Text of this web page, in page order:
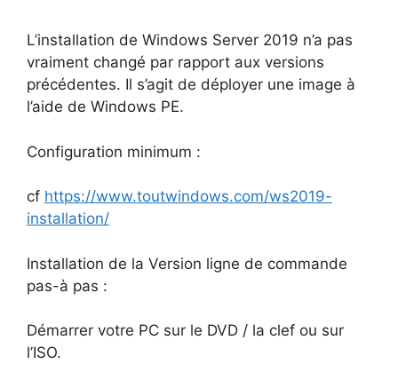
L’installation de Windows Server 2019 n’a pas
vraiment changé par rapport aux versions
précédentes. Il s’agit de déployer une image à
l’aide de Windows PE.
Configuration minimum :
cf https://www.toutwindows.com/ws2019-
installation/
Installation de la Version ligne de commande
pas-à pas :
Démarrer votre PC sur le DVD / la clef ou sur
l’ISO.